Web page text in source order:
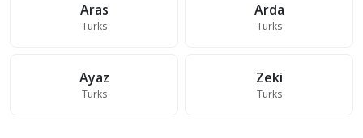
Aras
Turks
Arda
Turks
Ayaz
Turks
Zeki
Turks